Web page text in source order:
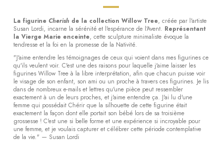
La figurine Cherish de la collection Willow Tree, créée par l'artiste
Susan Lordi, incarne la sérénité et l'espérance de l'Avent. Représentant
la Vierge Marie enceinte, cette sculpture minimaliste évoque la
tendresse et la foi en la promesse de la Nativité.
"J'aime entendre les témoignages de ceux qui voient dans mes figurines ce
qu'ils veulent voir. C'est une des raisons pour laquelle j'aime laisser les
figurines Willow Tree à la libre interprétation, afin que chacun puisse voir
le visage de son enfant, son ami ou un proche à travers ces figurines. Je lis
dans de nombreux e-mails et lettres qu'une pièce peut ressembler
exactement à un de leurs proches, et j'aime entendre ça. J'ai lu d'une
femme qui possédait Chérir que la silhouette de cette figurine était
exactement la façon dont elle portait son bébé lors de sa troisième
grossesse ! C'est une si belle forme et une expérience si incroyable pour
une femme, et je voulais capturer et célébrer cette période contemplative
de la vie." — Susan Lordi